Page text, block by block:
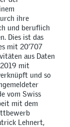
ihre
und beruflich
Dies ist das
mit 20’707
aus Daten
mit
und so
vom Swiss
mit dem
Lehnert,